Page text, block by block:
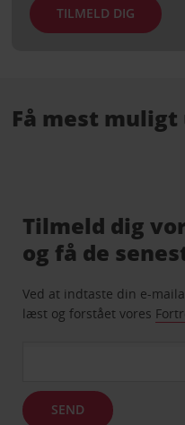
TILMELD DIG
Få mest
Tilmeld dig
og få de
Ved at indtaste din e-
læst og forstået vores
SEND